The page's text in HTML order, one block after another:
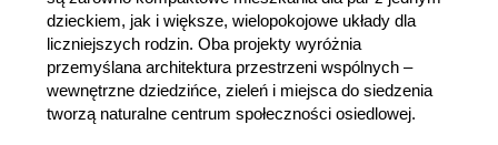
dzieckiem, jak i większe, wielopokojowe układy dla
liczniejszych rodzin. Oba projekty wyróżnia
przemyślana architektura przestrzeni wspólnych –
wewnętrzne dziedzińce, zieleń i miejsca do siedzenia
tworzą naturalne centrum społeczności osiedlowej.